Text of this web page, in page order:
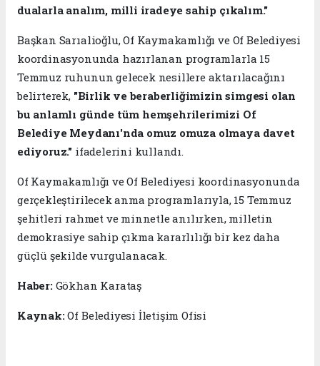
dualarla analım, milli iradeye sahip çıkalım."
Başkan Sarıalioğlu, Of Kaymakamlığı ve Of Belediyesi
koordinasyonunda hazırlanan programlarla 15
Temmuz ruhunun gelecek nesillere aktarılacağını
belirterek, "Birlik ve beraberliğimizin simgesi olan
bu anlamlı günde tüm hemşehrilerimizi Of
Belediye Meydanı'nda omuz omuza olmaya davet
ediyoruz." ifadelerini kullandı.
Of Kaymakamlığı ve Of Belediyesi koordinasyonunda
gerçekleştirilecek anma programlarıyla, 15 Temmuz
şehitleri rahmet ve minnetle anılırken, milletin
demokrasiye sahip çıkma kararlılığı bir kez daha
güçlü şekilde vurgulanacak.
Haber: Gökhan Karataş
Kaynak:Of Belediyesi İletişim Ofisi